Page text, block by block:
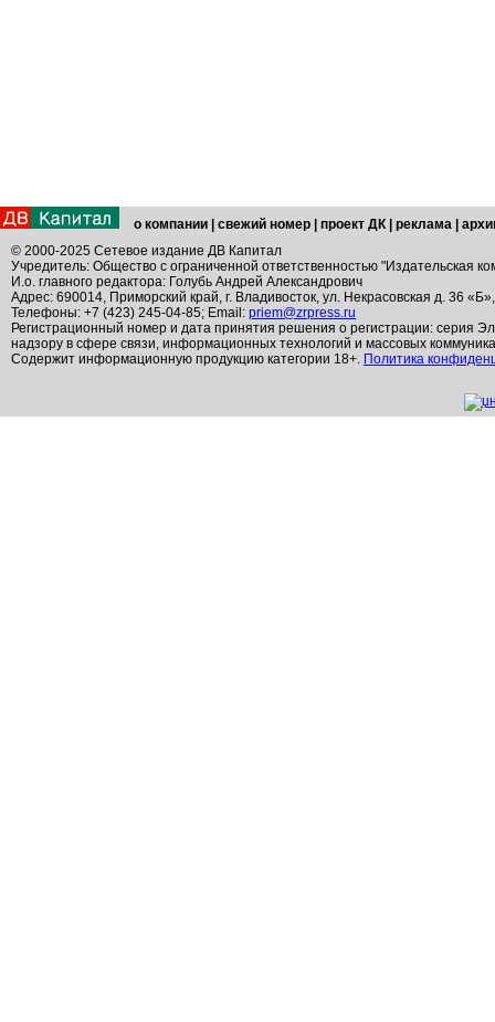
о компании свежий номер проект ДК реклама
© 2000-2025 Сетевое издание ДВ Капитал
Учредитель: Общество с ограниченной ответственностью "Издательская
И.о. главного редактора: Голубь Андрей Александрович
Адрес: 690014, Приморский край, г. Владивосток, ул. Некрасовская д. 36
Телефоны: +7 (423) 245-04-85; Email: priem@zrpress.ru
Регистрационный номер и дата принятия решения о регистрации: серия
надзору в сфере связи, информационных технологий и массовых
Содержит информационную продукцию категории 18+. Политика